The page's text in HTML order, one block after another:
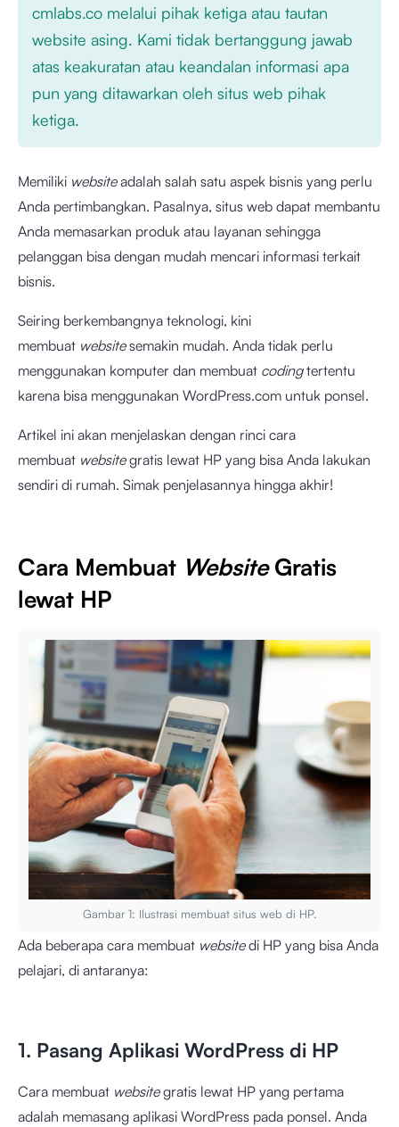
cmlabs.co melalui pihak ketiga atau tautan
website asing. Kami tidak bertanggung jawab
atas keakuratan atau keandalan informasi apa
pun yang ditawarkan oleh situs web pihak
ketiga.
Memiliki websiteadalah salah satu aspek bisnis yang perlu
Anda pertimbangkan. Pasalnya, situs web dapat membantu
Anda memasarkan produk atau layanan sehingga
pelanggan bisa dengan mudah mencari informasi terkait
bisnis.
Seiring berkembangnya teknologi, kini
membuat websitesemakin mudah. Anda tidak perlu
menggunakan komputer dan membuat codingtertentu
karena bisa menggunakan WordPress.com untuk ponsel.
Artikel ini akan menjelaskan dengan rinci cara
membuat websitegratis lewat HP yang bisa Anda lakukan
sendiri di rumah. Simak penjelasannya hingga akhir!
Cara Membuat WebsiteGratis
lewat HP
Gambar 1: Ilustrasi membuat situs web di HP.
Ada beberapa cara membuat websitedi HP yang bisa Anda
pelajari, di antaranya:
1. Pasang Aplikasi WordPress di HP
Cara membuat websitegratis lewat HP yang pertama
adalah memasang aplikasi WordPress pada ponsel. Anda